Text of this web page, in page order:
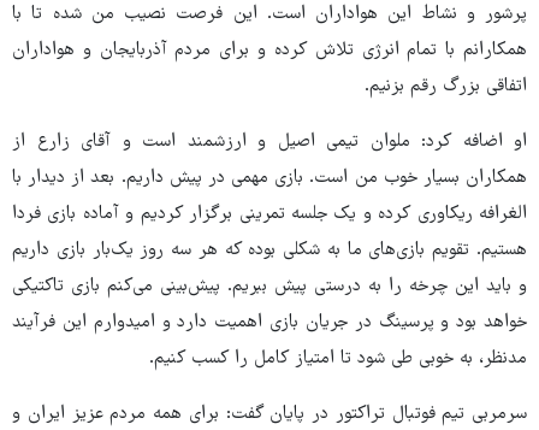
پرشور و نشاط این هواداران است. این فرصت نصیب من شده تا با
همکارانم با تمام انرژی تلاش کرده و برای مردم آذربایجان و هواداران
اتفاقی بزرگ رقم بزنیم.
او اضافه کرد: ملوان تیمی اصیل و ارزشمند است و آقای زارع از
همکاران بسیار خوب من است. بازی مهمی در پیش داریم. بعد از دیدار با
الغرافه ریکاوری کرده و یک جلسه تمرینی برگزار کردیم و آماده بازی فردا
هستیم. تقویم بازی‌های ما به شکلی بوده که هر سه روز یک‌بار بازی داریم
و باید این چرخه را به درستی پیش ببریم. پیش‌بینی می‌کنم بازی تاکتیکی
خواهد بود و پرسینگ در جریان بازی اهمیت دارد و امیدوارم این فرآیند
مدنظر، به خوبی طی شود تا امتیاز کامل را کسب کنیم.
سرمربی تیم فوتبال تراکتور در پایان گفت: برای همه مردم عزیز ایران و